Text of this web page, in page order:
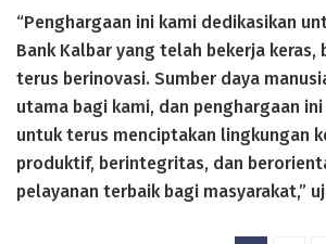
“Penghargaan ini kami dedikasikan
Bank Kalbar yang telah bekerja keras,
terus berinovasi. Sumber daya
utama bagi kami, dan penghargaan
untuk terus menciptakan lingkungan
produktif, berintegritas, dan
pelayanan terbaik bagi masyarakat,”